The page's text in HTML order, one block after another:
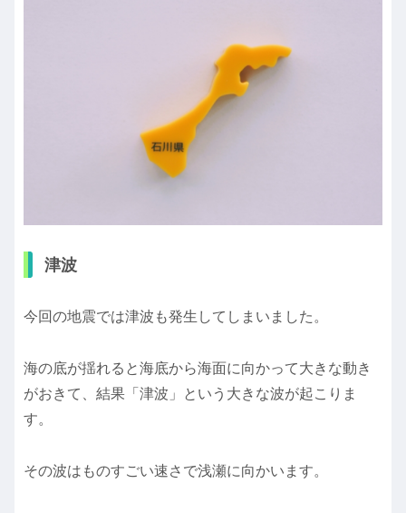
津波
今回の地震では津波も発生してしまいました。
海の底が揺れると海底から海面に向かって大きな動き
がおきて、結果「津波」という大きな波が起こりま
す。
その波はものすごい速さで浅瀬に向かいます。